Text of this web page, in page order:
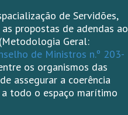
de Servidões,
propostas de adendas ao
Geral:
de Ministros n.º 203-
os organismos das
assegurar a coerência
todo o espaço marítimo